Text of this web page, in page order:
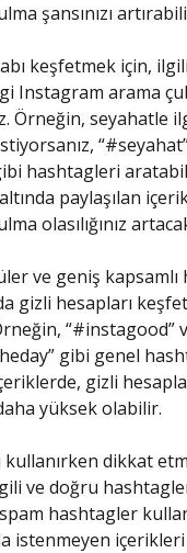
şansınızı
keşfetmek için,
Instagram arama
Örneğin, seyahatle
hashtagleri
paylaşılan
olasılığınız
ve geniş
gizli hesapları
“#instagood”
gibi genel
gizli
daha yüksek olabilir.
dikkat
ve doğru
spam hashtagler
istenmeyen